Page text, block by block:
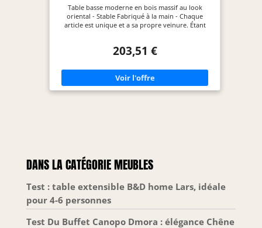
Table basse moderne en bois massif au look
oriental - Stable Fabriqué à la main - Chaque
article est unique et a sa propre veinure. Étant
possibles. Produit certifié FSC : fabriqué à partir
matériaux utilisés. Dimensions de la table basse :
largeur : 50 cm - hauteur : 45 cm - profondeur : 50
cm - autres dimensions : voir la description de
l'article.
203,51 €
DANS LA CATÉGORIE MEUBLES
Test : table extensible B&D home Lars, idéale
pour 4-6 personnes
Test Du Buffet Canopo Dmora : élégance Chêne